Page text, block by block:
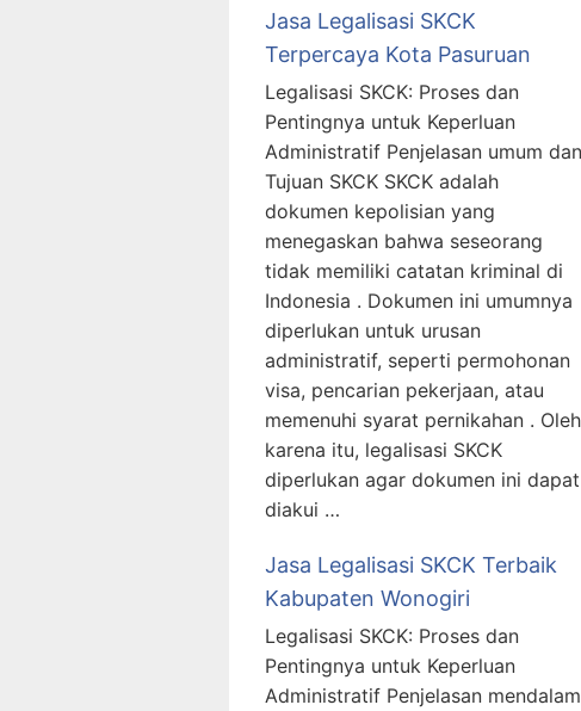
Jasa Legalisasi SKCK
Terpercaya Kota Pasuruan
Legalisasi SKCK: Proses dan
Pentingnya untuk Keperluan
Administratif Penjelasan umum dan
Tujuan SKCK SKCK adalah
dokumen kepolisian yang
menegaskan bahwa seseorang
tidak memiliki catatan kriminal di
Indonesia . Dokumen ini umumnya
diperlukan untuk urusan
administratif, seperti permohonan
visa, pencarian pekerjaan, atau
memenuhi syarat pernikahan . Oleh
karena itu, legalisasi SKCK
diperlukan agar dokumen ini dapat
diakui …
Jasa Legalisasi SKCK Terbaik
Kabupaten Wonogiri
Legalisasi SKCK: Proses dan
Pentingnya untuk Keperluan
Administratif Penjelasan mendalam